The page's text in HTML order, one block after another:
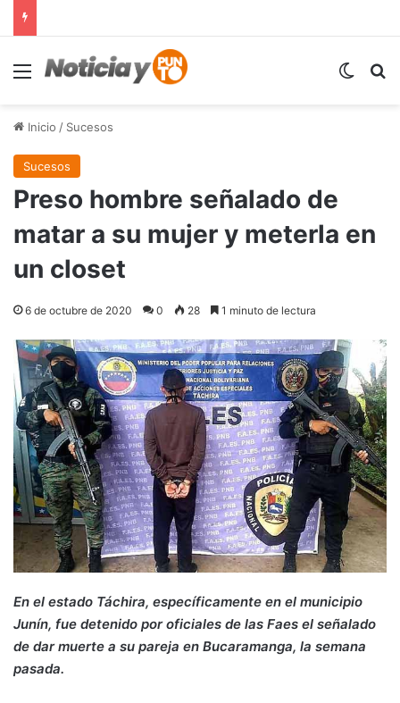
Menú
Inicio / Sucesos
Sucesos
Preso hombre señalado de
matar a su mujer y meterla en
un closet
6 de octubre de 2020 0 28 1 minuto de lectura
En el estado Táchira, específicamente en el municipio
Junín, fue detenido por oficiales de las Faes el señalado
de dar muerte a su pareja en Bucaramanga, la semana
pasada.